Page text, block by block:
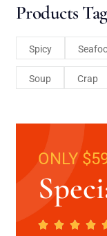
Products
Spicy
Soup Crap
ONLY